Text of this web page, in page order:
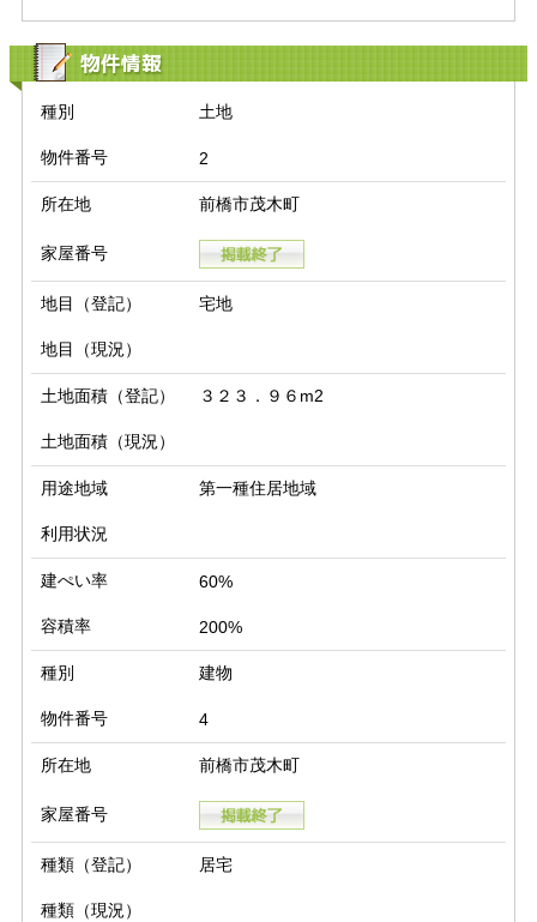
物件情報
種別 土地
物件番号 2
所在地 前橋市茂木町
家屋番号
地目（登記） 宅地
地目（現況）
土地面積（登記） ３２３．９６m2
土地面積（現況）
用途地域 第一種住居地域
利用状況
建ぺい率 60%
容積率 200%
種別 建物
物件番号 4
所在地 前橋市茂木町
家屋番号
種類（登記） 居宅
種類（現況）